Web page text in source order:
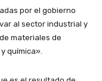
por el gobierno
al sector industrial y
materiales de
química».